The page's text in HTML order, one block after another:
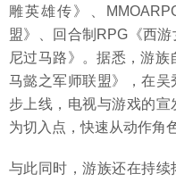
雕英雄传》、
盟》、回合制RPG《西
尼过马路》。据悉，游族
马懿之军师联盟》，在吴
步上线，电视与游戏的
为切入点，快速从动作角
与此同时，游族还在持